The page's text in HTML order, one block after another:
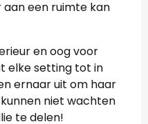
een ruimte kan
en oog voor
elke setting tot in
ernaar uit om haar
niet wachten
te delen!